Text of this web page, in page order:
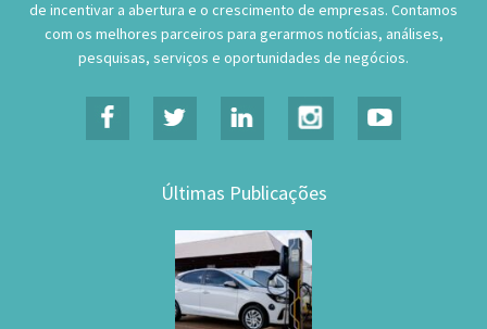
de incentivar a abertura e o crescimento de empresas. Contamos
com os melhores parceiros para gerarmos notícias, análises,
pesquisas, serviços e oportunidades de negócios.
Últimas Publicações